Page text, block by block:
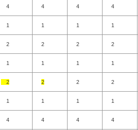
4 4 4 4
1 1 1 1
2 2 2 2
1 1 1 1
2 2 2 2
1 1 1 1
4 4 4 4